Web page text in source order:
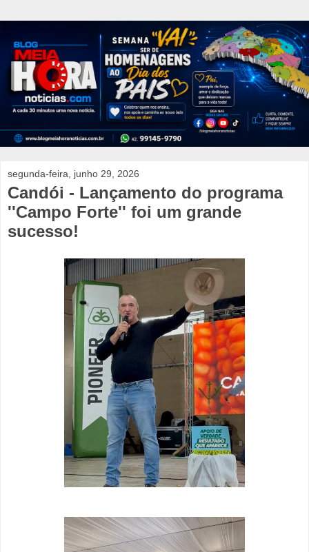
segunda-feira, junho 29, 2026
Candói - Lançamento do programa
''Campo Forte'' foi um grande
sucesso!